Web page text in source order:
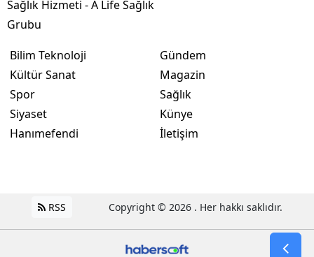
Sağlık Hizmeti - A Life Sağlık
Grubu
Bilim Teknoloji
Kültür Sanat
Spor
Siyaset
Hanımefendi
Gündem
Magazin
Sağlık
Künye
İletişim
RSS Copyright © 2026 . Her hakkı saklıdır.